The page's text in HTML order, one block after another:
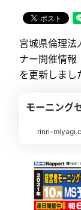
宮城県倫理
ナー開催情
を更新しまし
モーニング
rinri-